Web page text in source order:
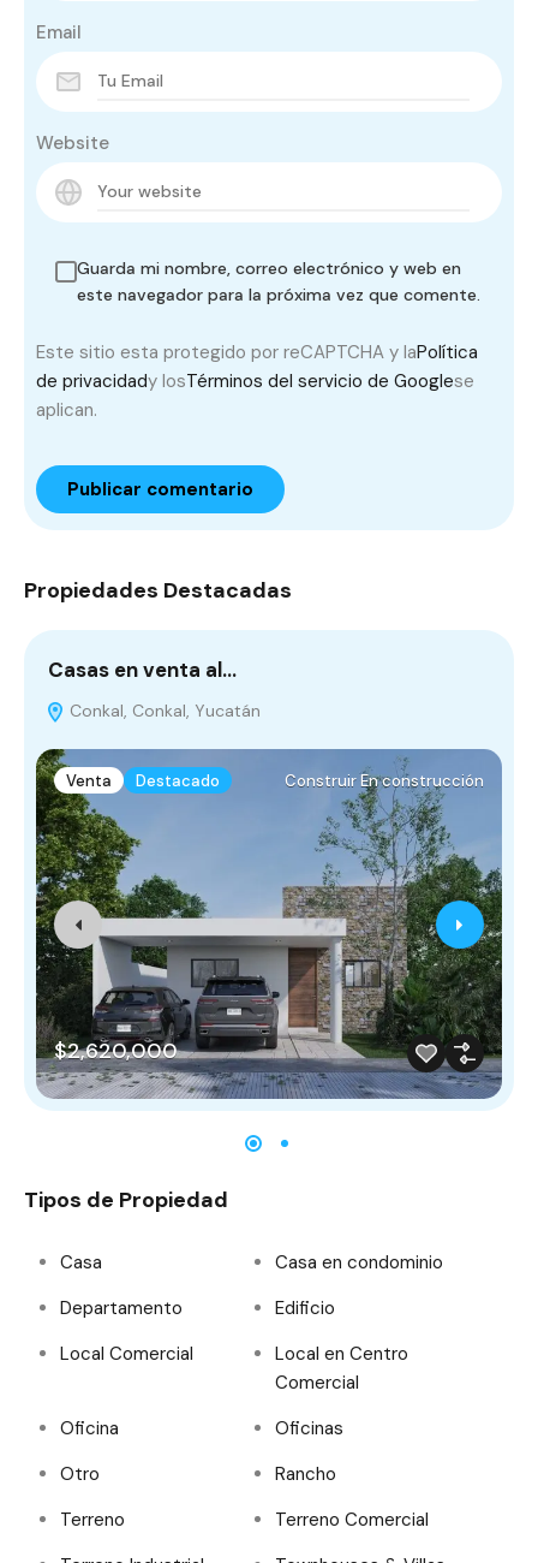
Email
Website
Guarda mi nombre, correo electrónico y web en
este navegador para la próxima vez que comente.
Este sitio esta protegido por reCAPTCHA y laPolítica
de privacidady losTérminos del servicio de Googlese
aplican.
Propiedades Destacadas
Casas en venta al…
Conkal, Conkal, Yucatán
Venta Destacado Construir En construcción
$2,620,000
Tipos de Propiedad
Casa
Casa en condominio
Departamento
Edificio
Local Comercial
Local en Centro
Comercial
Oficina
Oficinas
Otro
Rancho
Terreno
Terreno Comercial